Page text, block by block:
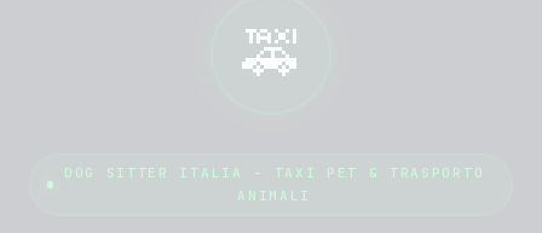
🚕
DOG SITTER ITALIA - TAXI PET & TRASPORTO
ANIMALI